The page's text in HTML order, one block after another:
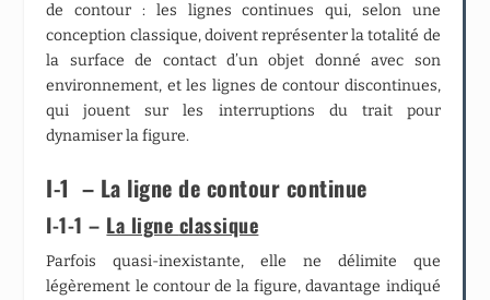
de contour : les lignes continues qui, selon une
conception classique, doivent représenter la totalité de
la surface de contact d’un objet donné avec son
environnement, et les lignes de contour discontinues,
qui jouent sur les interruptions du trait pour
dynamiser la figure.
I-1 – La ligne de contour continue
I-1-1 – La ligne classique
Parfois quasi-inexistante, elle ne délimite que
légèrement le contour de la figure, davantage indiqué